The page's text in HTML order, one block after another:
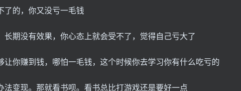
了的，你又没亏一毛钱
期没有效果，你心态上就会受不了，觉得自己亏大了
你赚到钱，哪怕一毛钱，这个时候你去学习你有什么吃亏的
变现。那就看书呗。看书总比打游戏还是要好一点